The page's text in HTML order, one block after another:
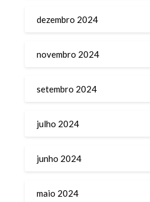
dezembro 2024
novembro 2024
setembro 2024
julho 2024
junho 2024
maio 2024